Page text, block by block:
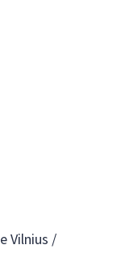
Vilnius /